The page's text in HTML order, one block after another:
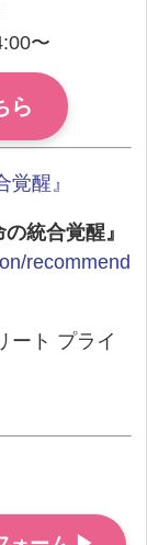
〜
ら
醒』
統合覚醒』
recommend
ート プライ